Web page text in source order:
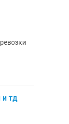
и тд